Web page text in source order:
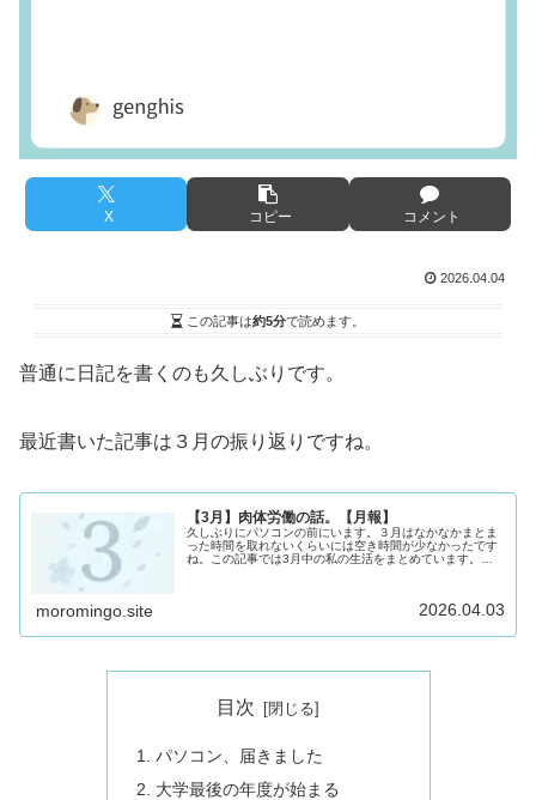
X コピー コメント
2026.04.04
この記事は約5分で読めます。
普通に日記を書くのも久しぶりです。
最近書いた記事は３月の振り返りですね。
【3月】肉体労働の話。【月報】
久しぶりにパソコンの前にいます。３月はなかなかまとま
った時間を取れないくらいには空き時間が少なかったです
ね。この記事では3月中の私の生活をまとめています。工
moromingo.site 2026.04.03
目次
パソコン、届きました
大学最後の年度が始まる